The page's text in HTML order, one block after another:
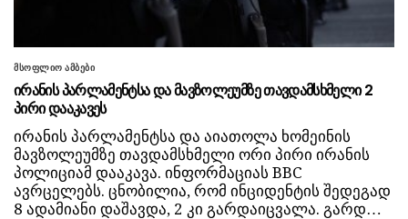
მსოფლიო ამბები
ირანის პარლამენტსა და მავზოლეუმზე თავდამსხმელი 2
პირი დააკავეს
ირანის პარლამენტსა და აიათოლა ხომეინის
მავზოლეუმზე თავდამსხმელი ორი პირი ირანის
პოლიციამ დააკავა. ინფორმაციას BBC
ავრცელებს. ცნობილია, რომ ინციდენტის შედეგად
8 ადამიანი დაშავდა, 2 კი გარდაიცვალა. გარდ…